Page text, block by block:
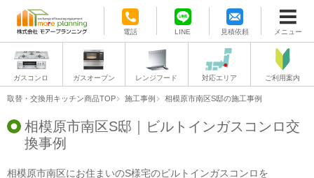
電話 LINE 見積依頼 メニュー
ガスコンロ ガスオーブン レンジフード 対応エリア ご利用案内
取替・交換用キッチン商品TOP 施工事例 相模原市南区S邸の施工事例
相模原市南区S邸｜ビルトインガスコンロ交
換事例
相模原市南区にお住まいのS様宅のビルトインガスコンロを